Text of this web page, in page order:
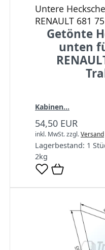
Untere
RENAULT 681
Getönte
unten
Kabinen...
54,50 EUR
inkl. MwSt.zzgl.Versand
Lagerbestand: 1
2kg